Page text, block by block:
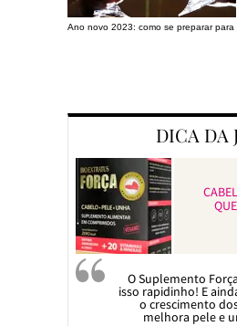
Ano novo 2023: como se preparar para
DICA DA
O Suplemento
isso rapidinho! E
o crescimento
melhora pele e